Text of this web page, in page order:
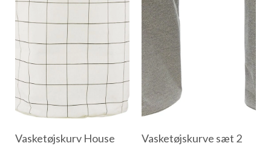
Vasketøjskurv House
Vasketøjskurve sæt 2